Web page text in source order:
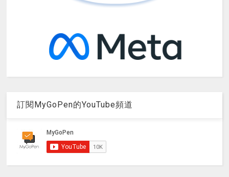
訂閱MyGoPen的YouTube頻道